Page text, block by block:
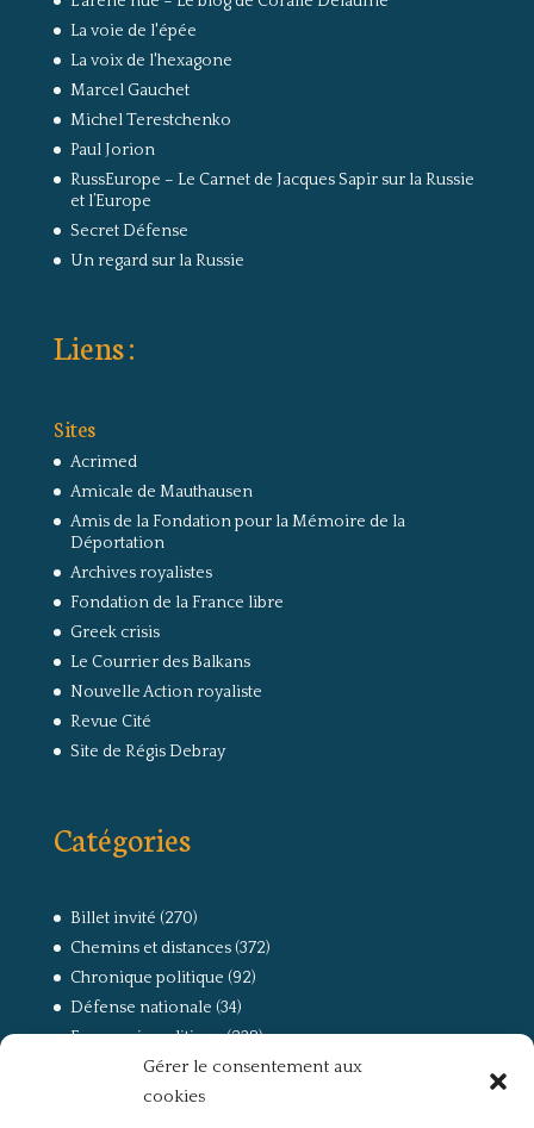
Gérer le consentement aux
cookies
La voie de l'épée
La voix de l'hexagone
Marcel Gauchet
Michel Terestchenko
Paul Jorion
RussEurope – Le Carnet de Jacques Sapir sur la Russie
et l’Europe
Secret Défense
Un regard sur la Russie
Liens :
Sites
Acrimed
Amicale de Mauthausen
Amis de la Fondation pour la Mémoire de la
Déportation
Archives royalistes
Fondation de la France libre
Greek crisis
Le Courrier des Balkans
Nouvelle Action royaliste
Revue Cité
Site de Régis Debray
Catégories
Billet invité (270)
Chemins et distances(372)
Chronique politique (92)
Défense nationale (34)
Economie politique(238)
(168)
La guerre, la Résistance et la Déportation